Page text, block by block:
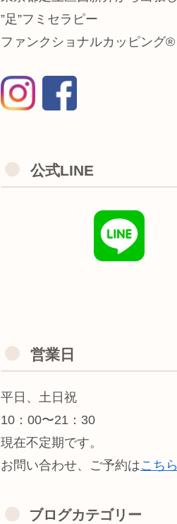
”足”フミセラピー
ファンクショナルカッピング®
公式LINE
営業日
平日、土日祝
10：00〜21：30
現在不定期です。
お問い合わせ、ご予約はこちら
ブログカテゴリー